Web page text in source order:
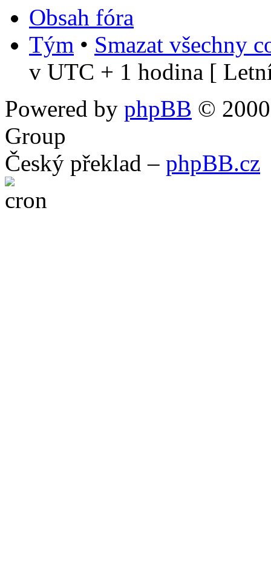
Obsah fóra
Tým • Smazat všechny
v UTC + 1 hodina [
Powered by phpBB ©
Group
Český překlad – phpBB.cz